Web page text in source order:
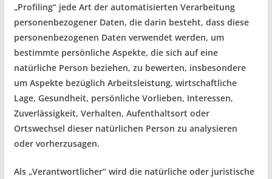
„Profiling“ jede Art der automatisierten Verarbeitung
personenbezogener Daten, die darin besteht, dass diese
personenbezogenen Daten verwendet werden, um
bestimmte persönliche Aspekte, die sich auf eine
natürliche Person beziehen, zu bewerten, insbesondere
um Aspekte bezüglich Arbeitsleistung, wirtschaftliche
Lage, Gesundheit, persönliche Vorlieben, Interessen,
Zuverlässigkeit, Verhalten, Aufenthaltsort oder
Ortswechsel dieser natürlichen Person zu analysieren
oder vorherzusagen.
Als „Verantwortlicher“ wird die natürliche oder juristische